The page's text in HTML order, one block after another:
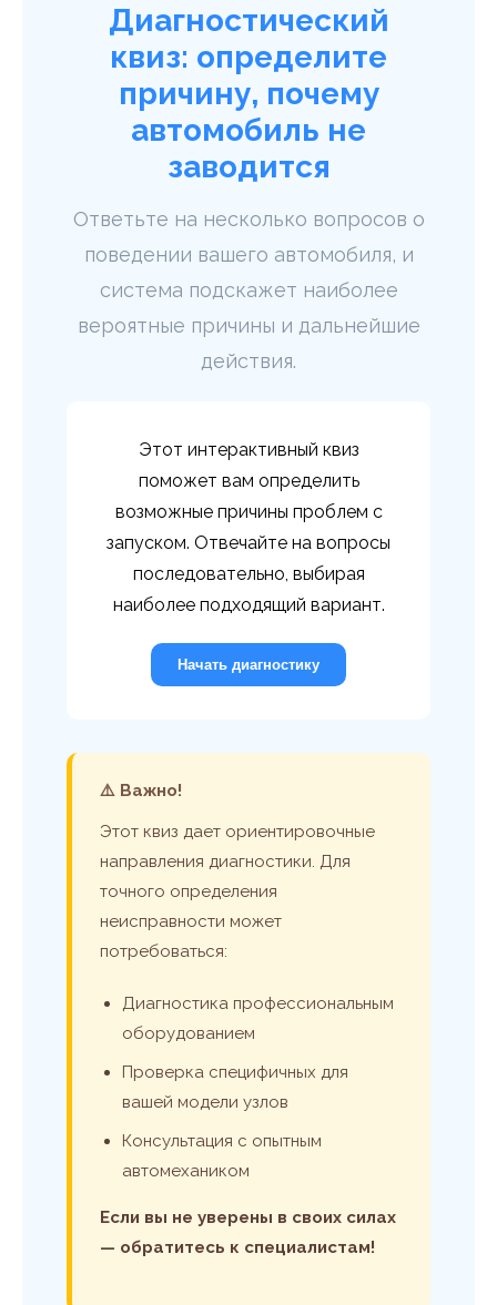
Диагностический
квиз: определите
причину, почему
автомобиль не
заводится
Ответьте на несколько вопросов о
поведении вашего автомобиля, и
система подскажет наиболее
вероятные причины и дальнейшие
действия.
Этот интерактивный квиз
поможет вам определить
возможные причины проблем с
запуском. Отвечайте на вопросы
последовательно, выбирая
наиболее подходящий вариант.
Начать диагностику
⚠️ Важно!
Этот квиз дает ориентировочные
направления диагностики. Для
точного определения
неисправности может
потребоваться:
Диагностика профессиональным
оборудованием
Проверка специфичных для
вашей модели узлов
Консультация с опытным
автомехаником
Если вы не уверены в своих силах
— обратитесь к специалистам!